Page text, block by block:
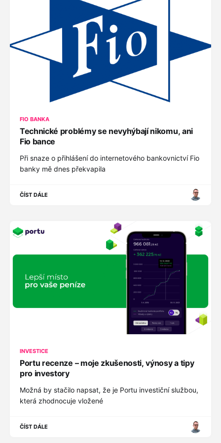
FIO BANKA
Technické problémy se nevyhýbají nikomu, ani
Fio bance
Při snaze o přihlášení do internetového bankovnictví Fio
banky mě dnes překvapila
ČÍST DÁLE
INVESTICE
Portu recenze – moje zkušenosti, výnosy a tipy
pro investory
Možná by stačilo napsat, že je Portu investiční službou,
která zhodnocuje vložené
ČÍST DÁLE